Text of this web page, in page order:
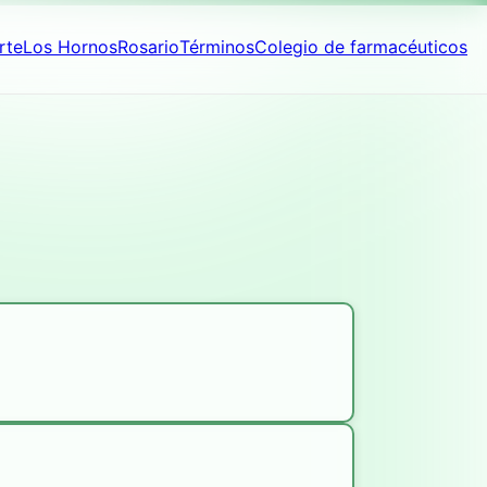
Los HornosRosarioTérminosColegio de farmacéuticos